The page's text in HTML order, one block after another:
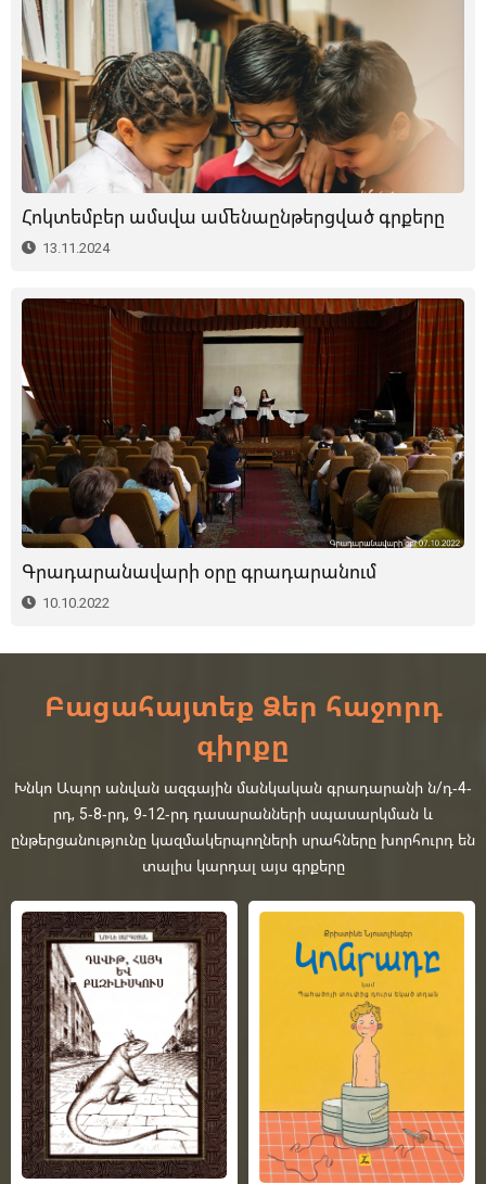
Հոկտեմբեր ամսվա ամենաընթերցված գրքերը
13.11.2024
Գրադարանավարի օրը գրադարանում
10.10.2022
Բացահայտեք Ձեր հաջորդ
գիրքը
Խնկո Ապոր անվան ազգային մանկական գրադարանի ն/դ-4-
րդ, 5-8-րդ, 9-12-րդ դասարանների սպասարկման և
ընթերցանությունը կազմակերպողների սրահները խորհուրդ են
տալիս կարդալ այս գրքերը